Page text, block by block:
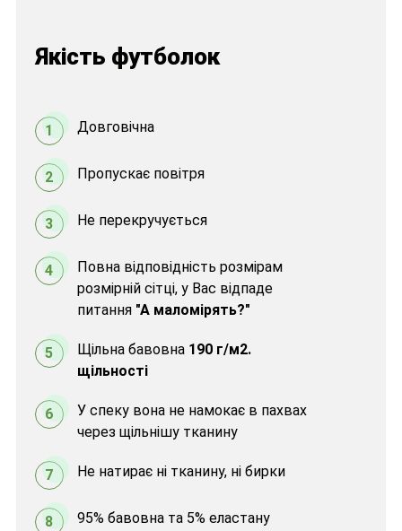
Якість футболок
1 Довговічна
2 Пропускає повітря
3 Не перекручується
4
Повна відповідність розмірам
розмірній сітці, у Вас відпаде
питання "А маломірять?"
5 Щільна бавовна 190 г/м2.
щільності
6
У спеку вона не намокає в пахвах
через щільнішу тканину
7 Не натирає ні тканину, ні бирки
8 95% бавовна та 5% еластану